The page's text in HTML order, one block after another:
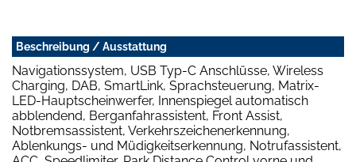
Beschreibung / Ausstattung
Navigationssystem, USB Typ-C Anschlüsse, Wireless
Charging, DAB, SmartLink, Sprachsteuerung, Matrix-
LED-Hauptscheinwerfer, Innenspiegel automatisch
abblendend, Berganfahrassistent, Front Assist,
Notbremsassistent, Verkehrszeichenerkennung,
Ablenkungs- und Müdigkeitserkennung, Notrufassistent,